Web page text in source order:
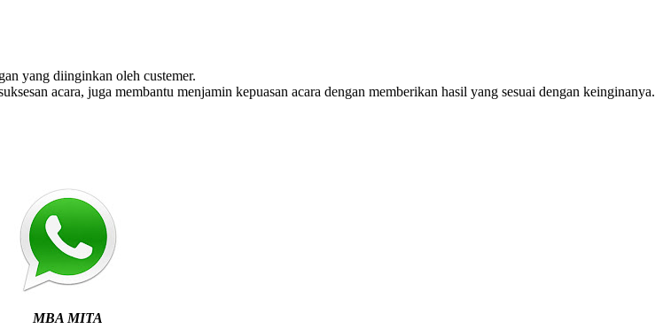
yang diinginkan oleh custemer.
acara, juga membantu menjamin kepuasan acara dengan memberikan hasil yang sesuai dengan keinginanya.
MBA MITA